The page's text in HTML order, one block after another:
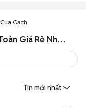
Cua Gạch
Mua Bán Cua Gạch Thơm Ngon An Toàn Giá Rẻ Như Giá Sỉ
Tin mới nhất